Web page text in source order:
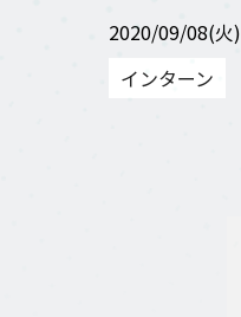
2020/09/08(火)
インターン